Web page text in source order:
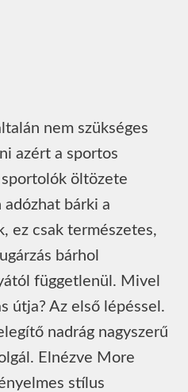
nem szükséges
azért a sportos
öltözete
adózhat bárki a
ez csak természetes,
bárhol
függetlenül. Mivel
útja? Az első lépéssel.
nadrág nagyszerű
Elnézve More
stílus